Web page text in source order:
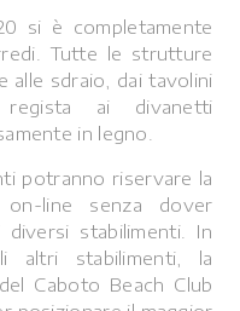
si è completamente
Tutte le strutture
alle sdraio, dai tavolini
ai divanetti
in legno.
potranno riservare la
line senza dover
stabilimenti. In
altri stabilimenti, la
Caboto Beach Club